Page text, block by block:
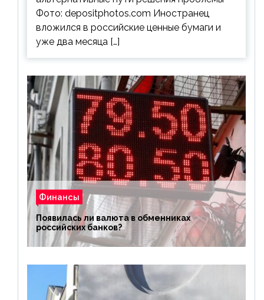
Фото: depositphotos.com Иностранец
вложился в российские ценные бумаги и
уже два месяца […]
Финансы
Появилась ли валюта в обменниках
российских банков?